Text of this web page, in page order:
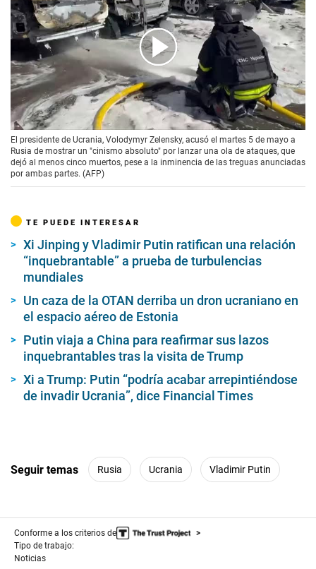
00:00 01:08
El presidente de Ucrania, Volodymyr Zelensky, acusó el martes 5 de mayo a
Rusia de mostrar un "cinismo absoluto" por lanzar una ola de ataques, que
dejó al menos cinco muertos, pese a la inminencia de las treguas anunciadas
por ambas partes. (AFP)
TE PUEDE INTERESAR
Xi Jinping y Vladimir Putin ratifican una relación
“inquebrantable” a prueba de turbulencias
mundiales
Un caza de la OTAN derriba un dron ucraniano en
el espacio aéreo de Estonia
Putin viaja a China para reafirmar sus lazos
inquebrantables tras la visita de Trump
Xi a Trump: Putin “podría acabar arrepintiéndose
de invadir Ucrania”, dice Financial Times
Seguir temas Rusia Ucrania Vladimir Putin
Conforme a los criterios de
Tipo de trabajo:
Noticias